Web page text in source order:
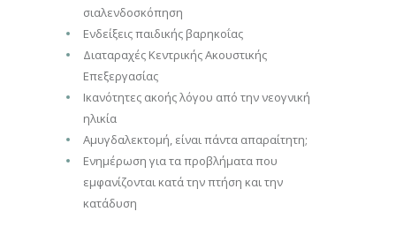
σιαλενδοσκόπηση
Ενδείξεις παιδικής βαρηκοΐας
Διαταραχές Κεντρικής Ακουστικής
Επεξεργασίας
Iκανότητες ακοής λόγου από την νεογνική
ηλικία
Αμυγδαλεκτομή, είναι πάντα απαραίτητη;
Ενημέρωση για τα προβλήματα που
εμφανίζονται κατά την πτήση και την
κατάδυση